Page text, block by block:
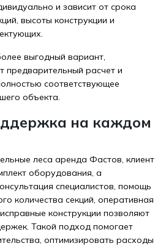
и зависит от срока
высоты конструкции и
выгодный вариант,
предварительный расчет и
соответствующее
объекта.
на каждом
леса аренда Фастов, клиент
оборудования, а
специалистов, помощь
количества секций, оперативная
конструкции позволяют
Такой подход помогает
оптимизировать расходы